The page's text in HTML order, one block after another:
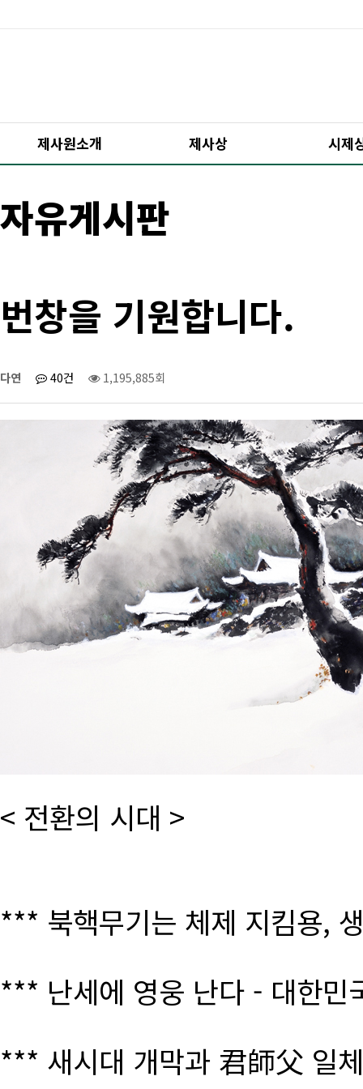
제사원소개 제사상 시제
자유게시판
번창을 기원합니다.
다연 40건 1,195,885회
< 전환의 시대 >
*** 북핵무기는 체제 지킴용,
*** 난세에 영웅 난다 - 대한
*** 새시대 개막과 君師父 일